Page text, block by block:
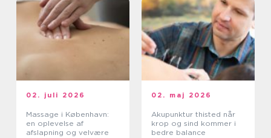
02. juli 2026
Massage i København:
en oplevelse af
afslapning og velvære
02. maj 2026
Akupunktur thisted når
krop og sind kommer i
bedre balance